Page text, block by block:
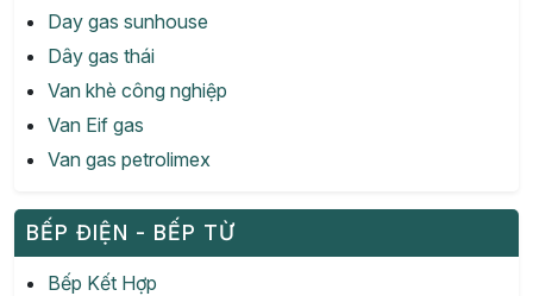
Day gas sunhouse
Dây gas thái
Van khè công nghiệp
Van Eif gas
Van gas petrolimex
BẾP ĐIỆN - BẾP TỪ
Bếp Kết Hợp